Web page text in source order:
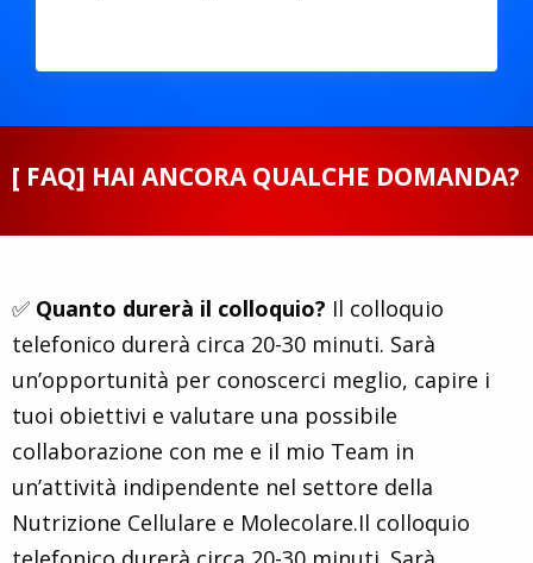
[ FAQ] HAI ANCORA QUALCHE DOMANDA?
✅ Quanto durerà il colloquio? Il colloquio
telefonico durerà circa 20-30 minuti. Sarà
un’opportunità per conoscerci meglio, capire i
tuoi obiettivi e valutare una possibile
collaborazione con me e il mio Team in
un’attività indipendente nel settore della
Nutrizione Cellulare e Molecolare.Il colloquio